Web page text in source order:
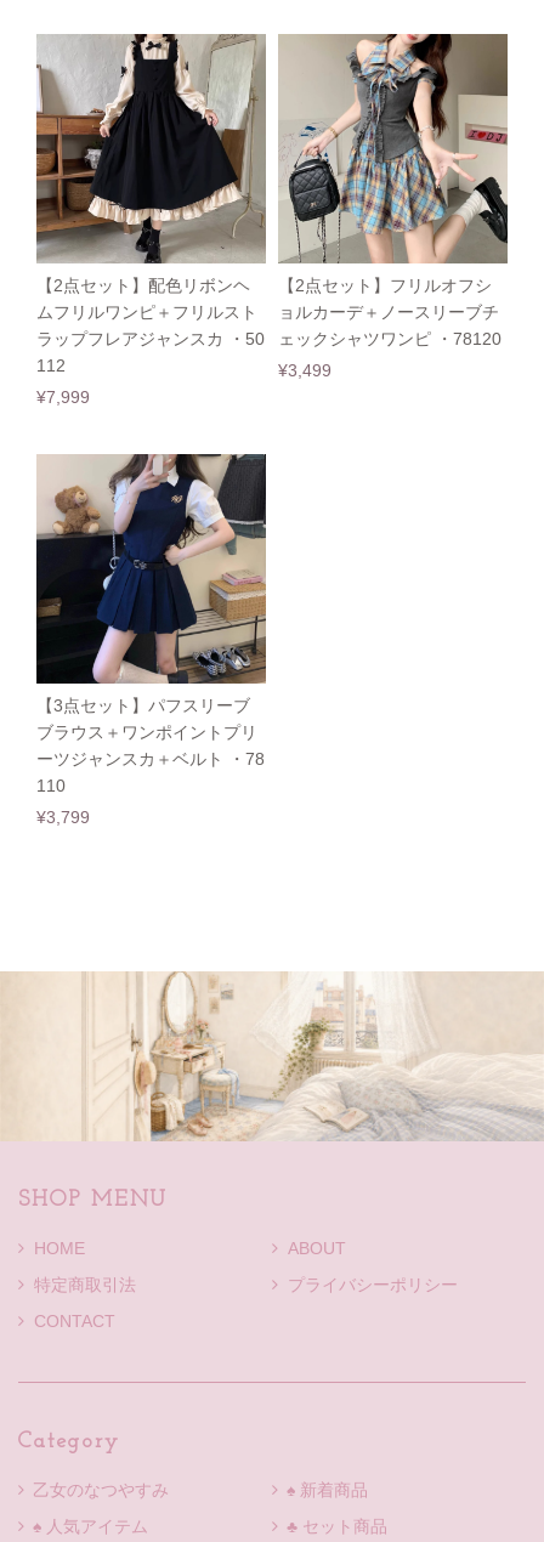
【2点セット】配色リボンヘ
ムフリルワンピ＋フリルスト
ラップフレアジャンスカ ・50
112
¥7,999
【2点セット】フリルオフシ
ョルカーデ＋ノースリーブチ
ェックシャツワンピ ・78120
¥3,499
【3点セット】パフスリーブ
ブラウス＋ワンポイントプリ
ーツジャンスカ＋ベルト ・78
110
¥3,799
SHOP MENU
HOME
ABOUT
特定商取引法
プライバシーポリシー
CONTACT
Category
乙女のなつやすみ
♠ 新着商品
♠ 人気アイテム
♣ セット商品